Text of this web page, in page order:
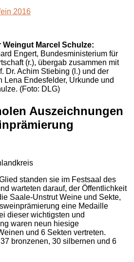
Marcel Schulze:
Engert, Bundesministerium für
(r.), übergab zusammen mit
Dr. Achim Stiebing (l.) und der
Lena Endesfelder, Urkunde und
(Foto: DLG)
Auszeichnungen
standen sie im Festsaal des
warteten darauf, der Öffentlichkeit
Saale-Unstrut Weine und Sekte,
eine Medaille
dieser wichtigsten und
waren neun hiesige
und 6 Sekten vertreten.
bronzenen, 30 silbernen und 6